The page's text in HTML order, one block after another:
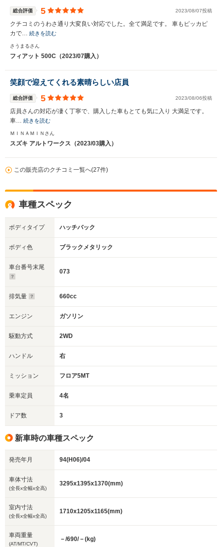
総合評価 5 2023/08/07投稿
クチコミのうわさ通り大変良い対応でした。全て満足です。 車もピッカピ
カで… 続きを読む
さうまるさん
フィアット 500C（2023/07購入）
笑顔で迎えてくれる素晴らしい店員
総合評価 5 2023/08/06投稿
店員さんの対応が凄く丁寧で、購入した車もとても気に入り 大満足です。
車… 続きを読む
ＭＩＮＡＭＩＮさん
スズキ アルトワークス（2023/03購入）
この販売店のクチコミ一覧へ(27件)
車種スペック
ボディタイプ ハッチバック
ボディ色 ブラックメタリック
車台番号末尾
073
排気量 660cc
エンジン ガソリン
駆動方式 2WD
ハンドル 右
ミッション フロア5MT
乗車定員 4名
ドア数 3
新車時の車種スペック
発売年月 94(H06)/04
車体寸法
(全長x全幅x全高)
3295x1395x1370(mm)
室内寸法
(全長x全幅x全高)
1710x1205x1165(mm)
車両重量
(AT/MT/CVT)
－/690/－(kg)